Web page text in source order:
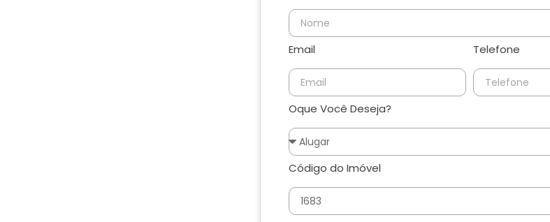
Email Telefone
Oque Você Deseja?
Código do Imóvel